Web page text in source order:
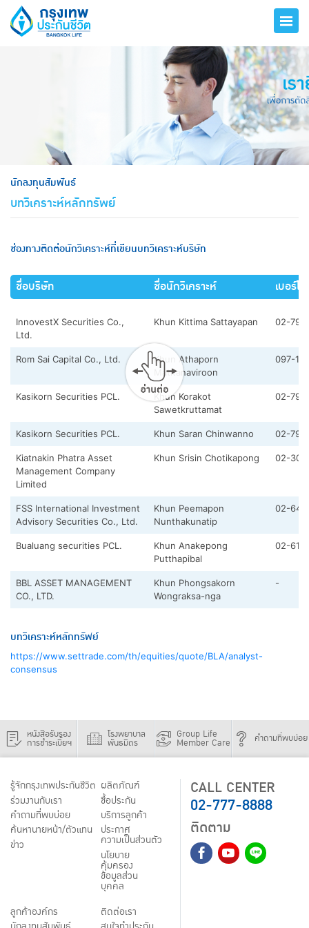
นักลงทุนสัมพันธ์
บทวิเคราะห์หลักทรัพย์
ช่องทางติดต่อนักวิเคราะห์ที่เขียนบทวิเคราะห์บริษัท
ชื่อบริษัท ชื่อนักวิเคราะห์ เบอร์โ
InnovestX Securities Co.,
Ltd.
Khun Kittima Sattayapan 02-
Rom Sai Capital Co., Ltd.
Khun Athaporn
Matitanaviroon
097-
Kasikorn Securities PCL.
Khun Korakot
Sawetkruttamat
02-
Kasikorn Securities PCL. Khun Saran Chinwanno 02-
Kiatnakin Phatra Asset
Management Company
Limited
Khun Srisin Chotikapong 02-
FSS International Investment
Advisory Securities Co., Ltd.
Khun Peemapon
Nunthakunatip
02-
Bualuang securities PCL.
Khun Anakepong
Putthapibal
02-
BBL ASSET MANAGEMENT
CO., LTD.
Khun Phongsakorn
Wongraksa-nga
-
บทวิเคราะห์หลักทรัพย์
https://www.settrade.com/th/equities/quote/BLA/analyst-
consensus
หนังสือรับรอง
การชำระเบี้ยฯ
โรงพยาบาล
พันธมิตร
Group Life
Member Care คำถามที่พบบ่อย
รู้จักกรุงเทพประกันชีวิต
ร่วมงานกับเรา
คำถามที่พบบ่อย
ค้นหานายหน้า/ตัวแทน
ข่าว
ผลิตภัณฑ์
ชื้อประกัน
บริการลูกค้า
ประกาศ
ความเป็นส่วนตัว
นโยบาย
คุ้มครอง
ข้อมูลส่วน
บุคคล
ลูกค้าองค์กร
ติดต่อเรา
CALL CENTER
02-777-8888
ติดตาม